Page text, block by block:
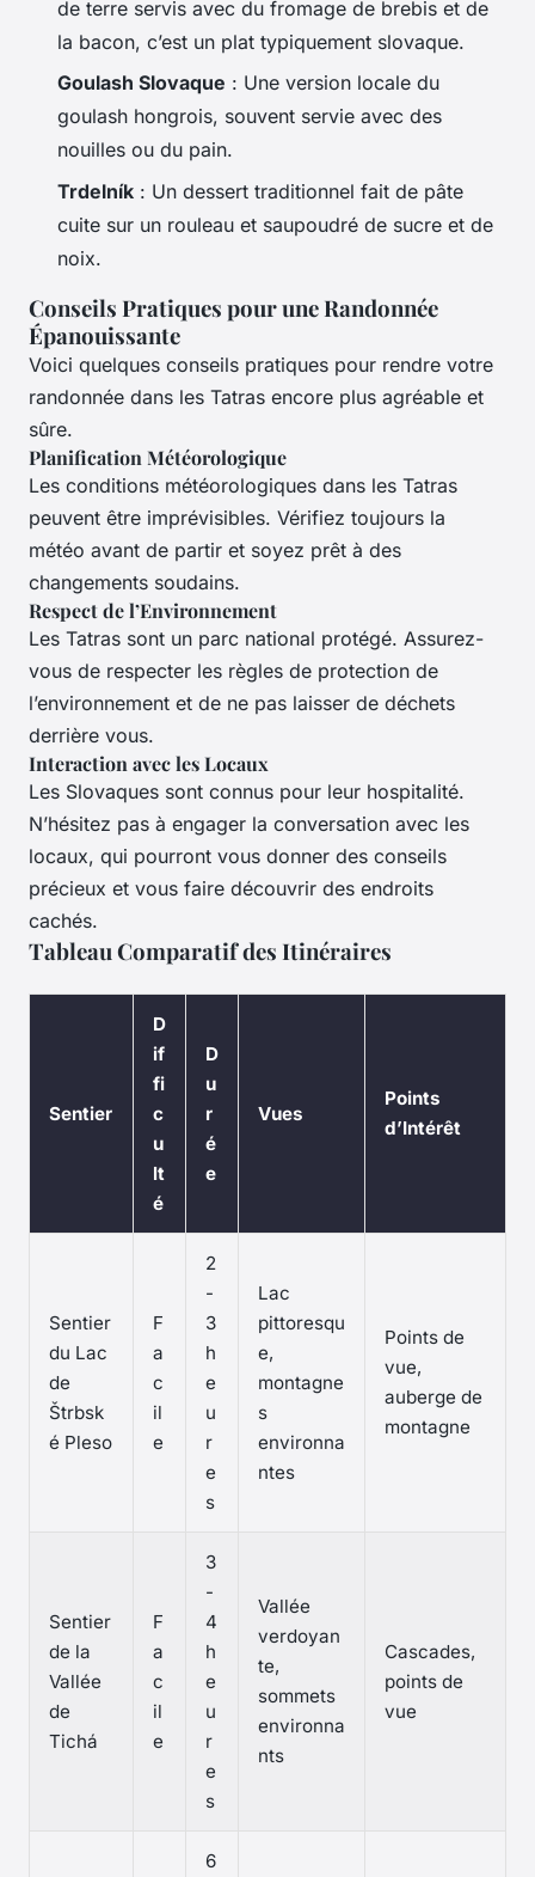
de terre servis avec du fromage de brebis et de
la bacon, c’est un plat typiquement slovaque.
Goulash Slovaque : Une version locale du
goulash hongrois, souvent servie avec des
nouilles ou du pain.
Trdelník : Un dessert traditionnel fait de pâte
cuite sur un rouleau et saupoudré de sucre et de
noix.
Conseils Pratiques pour une Randonnée
Épanouissante
Voici quelques conseils pratiques pour rendre votre
randonnée dans les Tatras encore plus agréable et
sûre.
Planification Météorologique
Les conditions météorologiques dans les Tatras
peuvent être imprévisibles. Vérifiez toujours la
météo avant de partir et soyez prêt à des
changements soudains.
Respect de l’Environnement
Les Tatras sont un parc national protégé. Assurez-
vous de respecter les règles de protection de
l’environnement et de ne pas laisser de déchets
derrière vous.
Interaction avec les Locaux
Les Slovaques sont connus pour leur hospitalité.
N’hésitez pas à engager la conversation avec les
locaux, qui pourront vous donner des conseils
précieux et vous faire découvrir des endroits
cachés.
Tableau Comparatif des Itinéraires
Sentier
D
if
fi
c
u
lt
é
D
u
r
é
e
Vues
Points
d’Intérêt
Sentier
du Lac
de
Štrbsk
é Pleso
F
a
c
il
e
2
-
3
h
e
u
r
e
s
Lac
pittoresqu
e,
montagne
s
environna
ntes
Points de
vue,
auberge de
montagne
Sentier
de la
Vallée
de
Tichá
F
a
c
il
e
3
-
4
h
e
u
r
e
s
Vallée
verdoyan
te,
sommets
environna
nts
Cascades,
points de
vue
6